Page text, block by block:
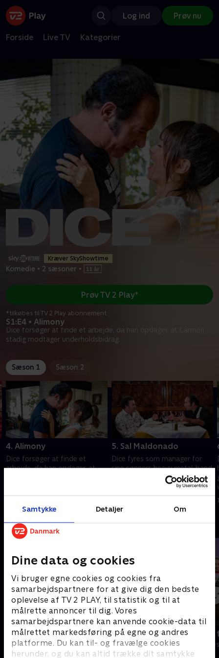
Samtykke Detaljer Om
Dine data og cookies
Vi bruger egne cookies og cookies fra
samarbejdspartnere for at give dig den bedste
oplevelse af TV 2 PLAY, til statistik og til at
målrette annoncer til dig. Vores
samarbejdspartnere kan anvende cookie-data til
målrettet markedsføring på egne og andres
platforme. Du kan til- og fravælge cookies
herunder, og du kan altid trække dit samtykke
Log ind Prøv nu
Forside Live TV Kategorier
Kræver SkyShowtime
Komedie • 2 sæsoner •
S1:E4 • Alimony
Dice forsøger at finde et arbejde, da han opdager, at Carmen
stadig modtager underholdsbidrag.
Prøv TV 2 Play*
*tilkøbes til TV 2 Play abonnement
Sæson 1 Sæson 2
4. Alimony
Dice forsøger at finde et
arbejde, da han opdager, at
5. Sal Maldonado
Dice fyres som manager for
sine sønners heavy metal-band
og erstattes af en glat
Hollywood-agent.
Andre så også
Robssons (dansk tale)
Komedie • 1 sæsoner
Bert (dansk
Komedie • 1